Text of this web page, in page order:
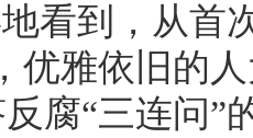
看到，从首
优雅依旧的
腐“三连问”